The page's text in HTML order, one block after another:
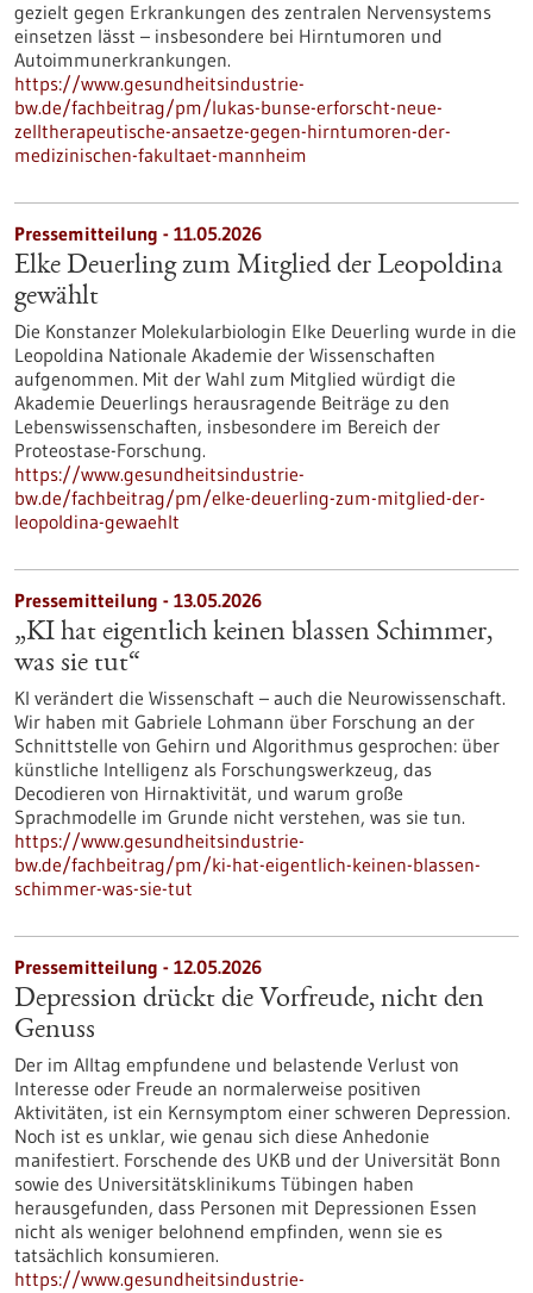
gezielt gegen Erkrankungen des zentralen Nervensystems
einsetzen lässt – insbesondere bei Hirntumoren und
Autoimmunerkrankungen.
https://www.gesundheitsindustrie-
bw.de/fachbeitrag/pm/lukas-bunse-erforscht-neue-
zelltherapeutische-ansaetze-gegen-hirntumoren-der-
medizinischen-fakultaet-mannheim
Pressemitteilung - 11.05.2026
Elke Deuerling zum Mitglied der Leopoldina
gewählt
Die Konstanzer Molekularbiologin Elke Deuerling wurde in die
Leopoldina Nationale Akademie der Wissenschaften
aufgenommen. Mit der Wahl zum Mitglied würdigt die
Akademie Deuerlings herausragende Beiträge zu den
Lebenswissenschaften, insbesondere im Bereich der
Proteostase-Forschung.
https://www.gesundheitsindustrie-
bw.de/fachbeitrag/pm/elke-deuerling-zum-mitglied-der-
leopoldina-gewaehlt
Pressemitteilung - 13.05.2026
„KI hat eigentlich keinen blassen Schimmer,
was sie tut“
KI verändert die Wissenschaft – auch die Neurowissenschaft.
Wir haben mit Gabriele Lohmann über Forschung an der
Schnittstelle von Gehirn und Algorithmus gesprochen: über
künstliche Intelligenz als Forschungswerkzeug, das
Decodieren von Hirnaktivität, und warum große
Sprachmodelle im Grunde nicht verstehen, was sie tun.
https://www.gesundheitsindustrie-
bw.de/fachbeitrag/pm/ki-hat-eigentlich-keinen-blassen-
schimmer-was-sie-tut
Pressemitteilung - 12.05.2026
Depression drückt die Vorfreude, nicht den
Genuss
Der im Alltag empfundene und belastende Verlust von
Interesse oder Freude an normalerweise positiven
Aktivitäten, ist ein Kernsymptom einer schweren Depression.
Noch ist es unklar, wie genau sich diese Anhedonie
manifestiert. Forschende des UKB und der Universität Bonn
sowie des Universitätsklinikums Tübingen haben
herausgefunden, dass Personen mit Depressionen Essen
nicht als weniger belohnend empfinden, wenn sie es
tatsächlich konsumieren.
https://www.gesundheitsindustrie-